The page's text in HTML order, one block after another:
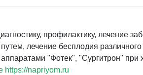
профилактику, лечение
лечение бесплодия различного
"Фотек", "Сургитрон" при
https://napriyom.ru